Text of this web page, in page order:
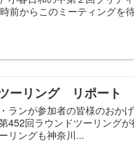
前からこのミーティングを
ーリング リポート
ランが参加者の皆様のおか
452回ラウンドツーリング
リングも神奈川...